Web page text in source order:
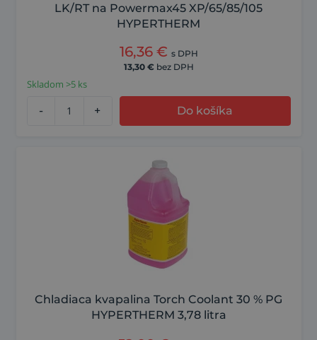
LK/RT na Powermax45 XP/65/85/105
HYPERTHERM
16,36 € s DPH
13,30 € bez DPH
Skladom >5 ks
- + Do košíka
Chladiaca kvapalina Torch Coolant 30 % PG
HYPERTHERM 3,78 litra